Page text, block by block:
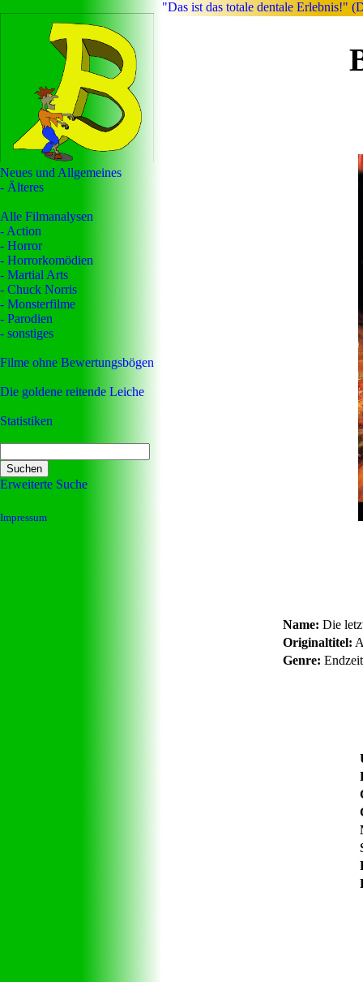
Neues und Allgemeines
- Älteres
Alle Filmanalysen
- Action
- Horror
- Horrorkomödien
- Martial Arts
- Chuck Norris
- Monsterfilme
- Parodien
- sonstiges
Filme ohne Bewertungsbögen
Die goldene reitende Leiche
Statistiken
Erweiterte Suche
Impressum
"Das ist das totale dentale Erlebnis!"
Name: Die
Originaltitel:
Genre: